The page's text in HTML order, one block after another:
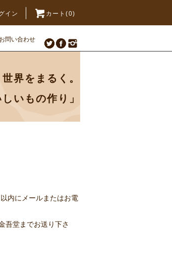
イン カート(0)
お問い合わせ
界をまるく。
いもの作り」
内にメールまたはお電
吾堂までお送り下さ